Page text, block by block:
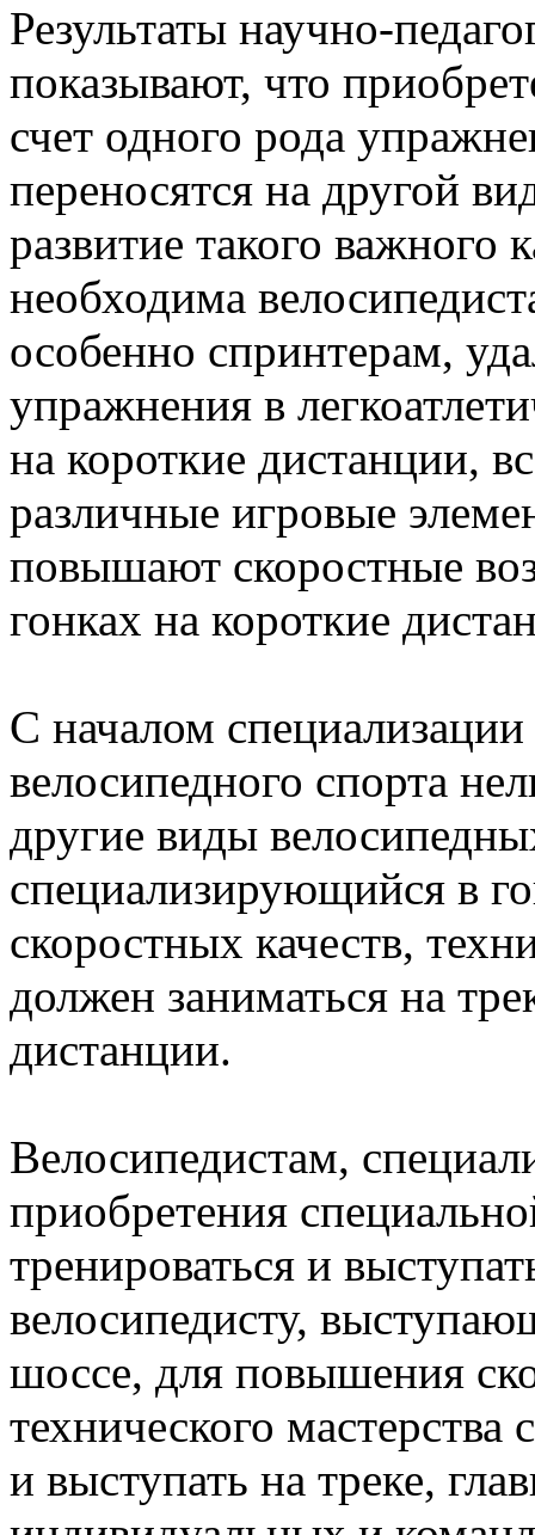
Результаты научно-
показывают, что
счет одного рода
переносятся на другой
развитие такого важного
необходима
особенно спринтерам,
упражнения в
на короткие дистанции,
различные игровые
повышают скоростные
гонках на короткие
С началом
велосипедного спорта
другие виды
специализирующийся в
скоростных качеств,
должен заниматься на
дистанции.
Велосипедистам,
приобретения
тренироваться и
велосипедисту,
шоссе, для повышения
технического мастерства
и выступать на треке,